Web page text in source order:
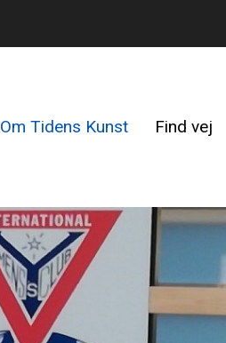
Om Tidens Kunst Find vej